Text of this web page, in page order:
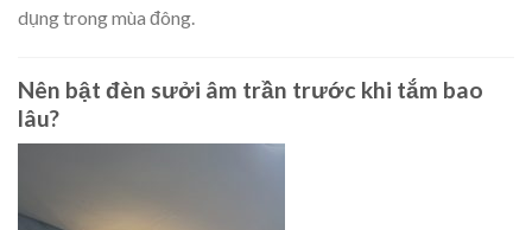
dụng trong mùa đông.
Nên bật đèn sưởi âm trần trước khi tắm bao
lâu?